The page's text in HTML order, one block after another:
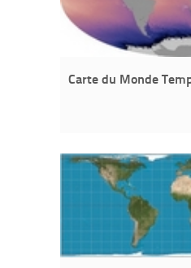
Carte du Monde